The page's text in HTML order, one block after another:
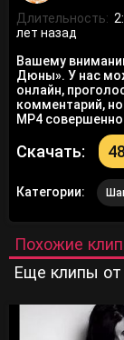
Длительность:
лет назад
Вашему
Дюны». У нас
онлайн,
комментарий,
MP4
Скачать:
Категории:
Похожие
Еще клипы от